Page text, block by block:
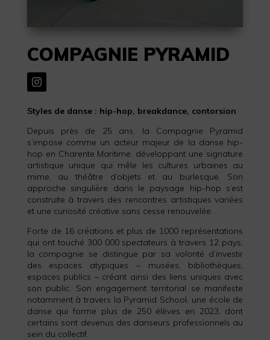
COMPAGNIE PYRAMID
Styles de danse : hip-hop, breakdance, contorsion
Depuis près de 25 ans, la Compagnie Pyramid
s’impose comme un acteur majeur de la danse hip-
hop en Charente Maritime, développant une signature
artistique unique qui mêle les cultures urbaines au
mime, au théâtre d’objets et au burlesque. Son
approche singulière dans le paysage hip-hop s’est
construite à travers des rencontres artistiques variées
et une curiosité créative sans cesse renouvelée.
Forte de 16 créations et plus de 1000 représentations
qui ont touché 300 000 spectateurs à travers 12 pays,
la compagnie se distingue par sa volonté d’investir
des espaces atypiques – musées, bibliothèques,
espaces publics – créant ainsi des liens uniques avec
son public. Son engagement territorial se manifeste
notamment à travers la Pyramid School, une école de
danse qui forme plus de 250 élèves en 2023, dont
certains sont devenus des danseurs professionnels au
sein du collectif.